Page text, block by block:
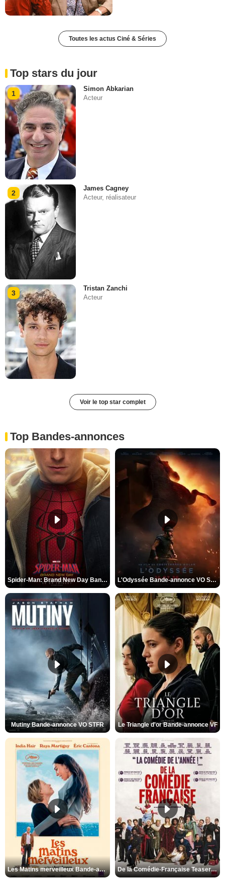
Toutes les actus Ciné & Séries
Top stars du jour
1
Simon Abkarian
Acteur
2
James Cagney
Acteur, réalisateur
3
Tristan Zanchi
Acteur
Voir le top star complet
Top Bandes-annonces
Spider-Man: Brand New Day Bande-annonce VO STFR L'Odyssée Bande-annonce VO STFR
Mutiny Bande-annonce VO STFR Le Triangle d'or Bande-annonce VF
Les Matins merveilleux Bande-annonce VF De la Comédie-Française Teaser VF